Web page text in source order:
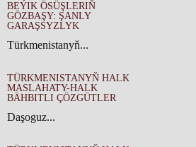
BEÝIK ÖSÜŞLERIŇ
GÖZBAŞY: ŞANLY
GARAŞSYZLYK
Türkmenistanyň...
TÜRKMENISTANYŇ HALK
MASLAHATY-HALK
BÄHBITLI ÇÖZGÜTLER
Daşoguz...